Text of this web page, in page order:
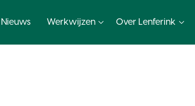
Nieuws Werkwijzen Over Lenferink